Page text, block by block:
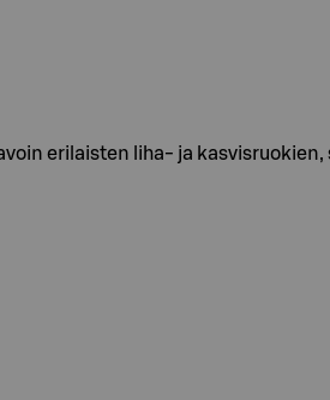
erilaisten liha- ja